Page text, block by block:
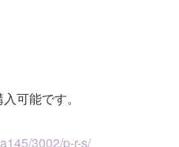
可能です。
3002/p-r-s/